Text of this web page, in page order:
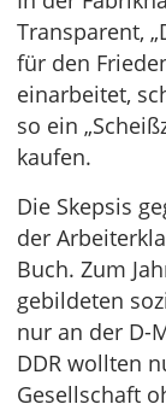
Transparent,
für den
einarbeitet,
so ein
kaufen.
Die Skepsis
der
Buch. Zum
gebildeten
nur an der D-
DDR wollten
Gesellschaft